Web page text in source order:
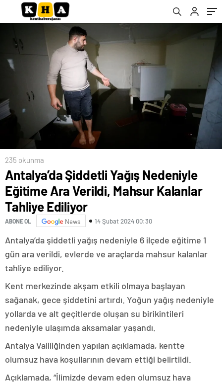
235 okunma
Antalya’da Şiddetli Yağış Nedeniyle
Eğitime Ara Verildi, Mahsur Kalanlar
Tahliye Ediliyor
ABONE OL News 14 Şubat 2024 00:30
Antalya’da şiddetli yağış nedeniyle 6 ilçede eğitime 1
gün ara verildi, evlerde ve araçlarda mahsur kalanlar
tahliye ediliyor.
Kent merkezinde akşam etkili olmaya başlayan
sağanak, gece şiddetini artırdı. Yoğun yağış nedeniyle
yollarda ve alt geçitlerde oluşan su birikintileri
nedeniyle ulaşımda aksamalar yaşandı.
Antalya Valiliğinden yapılan açıklamada, kentte
olumsuz hava koşullarının devam ettiği belirtildi.
Açıklamada, “İlimizde devam eden olumsuz hava